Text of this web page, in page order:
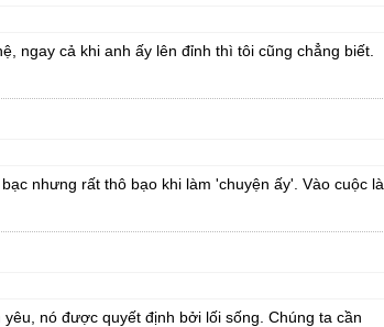
ngay cả khi anh ấy lên đỉnh thì tôi cũng chẳng biết.
nhưng rất thô bạo khi làm 'chuyện ấy'. Vào cuộc là
nó được quyết định bởi lối sống. Chúng ta cần